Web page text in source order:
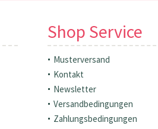
Shop Service
Musterversand
Kontakt
Newsletter
Versandbedingungen
Zahlungsbedingungen